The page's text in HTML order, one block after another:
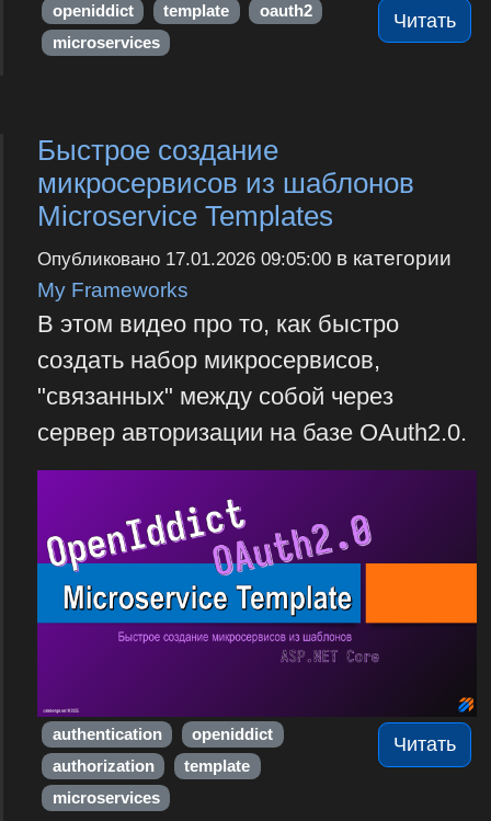
Читать
openiddict template
oauth2
microservices
Быстрое создание
микросервисов из шаблонов
Microservice Templates
Опубликовано 17.01.2026 09:05:00в категории
My Frameworks
В этом видео про то, как быстро
создать набор микросервисов,
"связанных" между собой через
сервер авторизации на базе OAuth2.0.
Читать
authentication
openiddict
authorization
template
microservices